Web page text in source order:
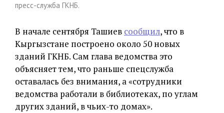
пресс-служба ГКНБ.
В начале сентября Ташиев сообщил, что в
Кыргызстане построено около 50 новых
зданий ГКНБ. Сам глава ведомства это
объясняет тем, что раньше спецслужба
оставалась без внимания, а «сотрудники
ведомства работали в библиотеках, по углам
других зданий, в чьих-то домах».